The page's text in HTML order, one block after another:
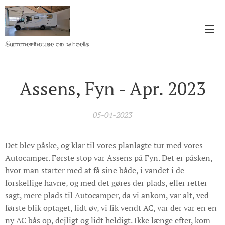
Summerhouse on wheels
Assens, Fyn - Apr. 2023
05-04-2023
Det blev påske, og klar til vores planlagte tur med vores
Autocamper. Første stop var Assens på Fyn. Det er påsken,
hvor man starter med at få sine både, i vandet i de
forskellige havne, og med det gøres der plads, eller retter
sagt, mere plads til Autocamper, da vi ankom, var alt, ved
første blik optaget, lidt øv, vi fik vendt AC, var der var en en
ny AC bås op, dejligt og lidt heldigt. Ikke længe efter, kom